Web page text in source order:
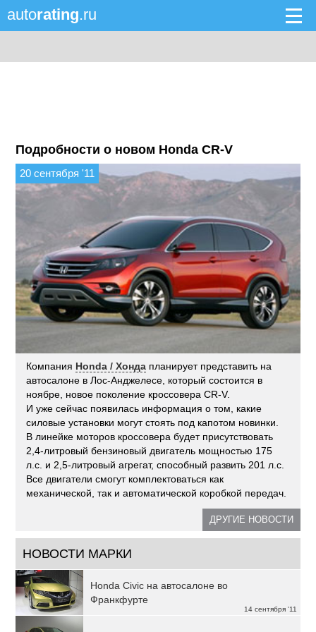
autorating.ru
Подробности о новом Honda CR-V
20 сентября '11
Компания Honda / Хонда планирует представить на
автосалоне в Лос-Анджелесе, который состоится в
ноябре, новое поколение кроссовера CR-V.
И уже сейчас появилась информация о том, какие
силовые установки могут стоять под капотом новинки.
В линейке моторов кроссовера будет присутствовать
2,4-литровый бензиновый двигатель мощностью 175
л.с. и 2,5-литровый агрегат, способный развить 201 л.с.
Все двигатели смогут комплектоваться как
механической, так и автоматической коробкой передач.
ДРУГИЕ НОВОСТИ
НОВОСТИ МАРКИ
14 сентября '11
Honda Civic на автосалоне во
Франкфурте